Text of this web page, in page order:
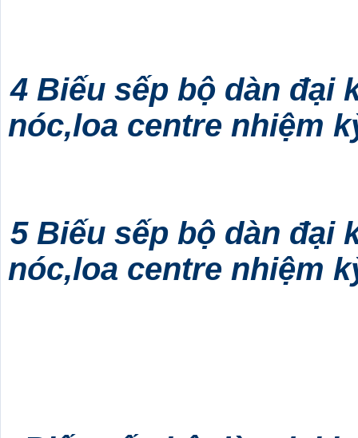
4 Biếu sếp bộ dàn đại
nóc,loa centre nhiệm
5 Biếu sếp bộ dàn đại
nóc,loa centre nhiệm